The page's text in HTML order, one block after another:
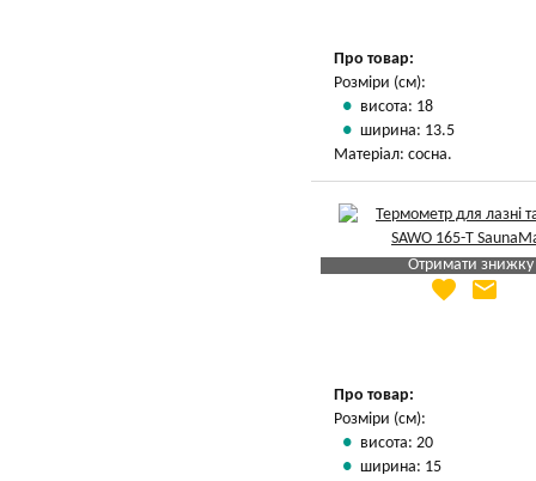
Про товар:
Розміри (см):
висота: 18
ширина: 13.5
Матеріал: сосна.
Отримати знижку
Яка Ваша ціна
favorite email
Про товар:
Розміри (см):
висота: 20
ширина: 15